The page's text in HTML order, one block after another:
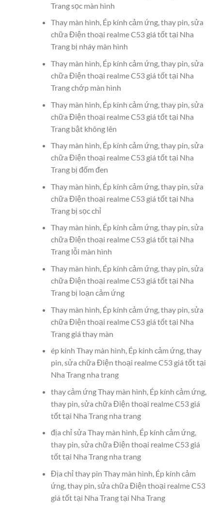
Trang sọc màn hình
Thay màn hình, Ép kính cảm ứng, thay pin, sửa
chữa Điện thoại realme C53 giá tốt tại Nha
Trang bị nháy màn hình
Thay màn hình, Ép kính cảm ứng, thay pin, sửa
chữa Điện thoại realme C53 giá tốt tại Nha
Trang chớp màn hình
Thay màn hình, Ép kính cảm ứng, thay pin, sửa
chữa Điện thoại realme C53 giá tốt tại Nha
Trang bật không lên
Thay màn hình, Ép kính cảm ứng, thay pin, sửa
chữa Điện thoại realme C53 giá tốt tại Nha
Trang bị đốm đen
Thay màn hình, Ép kính cảm ứng, thay pin, sửa
chữa Điện thoại realme C53 giá tốt tại Nha
Trang bị sọc chỉ
Thay màn hình, Ép kính cảm ứng, thay pin, sửa
chữa Điện thoại realme C53 giá tốt tại Nha
Trang lỗi màn hình
Thay màn hình, Ép kính cảm ứng, thay pin, sửa
chữa Điện thoại realme C53 giá tốt tại Nha
Trang bị loạn cảm ứng
Thay màn hình, Ép kính cảm ứng, thay pin, sửa
chữa Điện thoại realme C53 giá tốt tại Nha
Trang giá thay màn
ép kính Thay màn hình, Ép kính cảm ứng, thay
pin, sửa chữa Điện thoại realme C53 giá tốt tại
Nha Trang nha trang
thay cảm ứng Thay màn hình, Ép kính cảm ứng,
thay pin, sửa chữa Điện thoại realme C53 giá
tốt tại Nha Trang nha trang
địa chỉ sửa Thay màn hình, Ép kính cảm ứng,
thay pin, sửa chữa Điện thoại realme C53 giá
tốt tại Nha Trang nha trang
Địa chỉ thay pin Thay màn hình, Ép kính cảm
ứng, thay pin, sửa chữa Điện thoại realme C53
giá tốt tại Nha Trang tại Nha Trang